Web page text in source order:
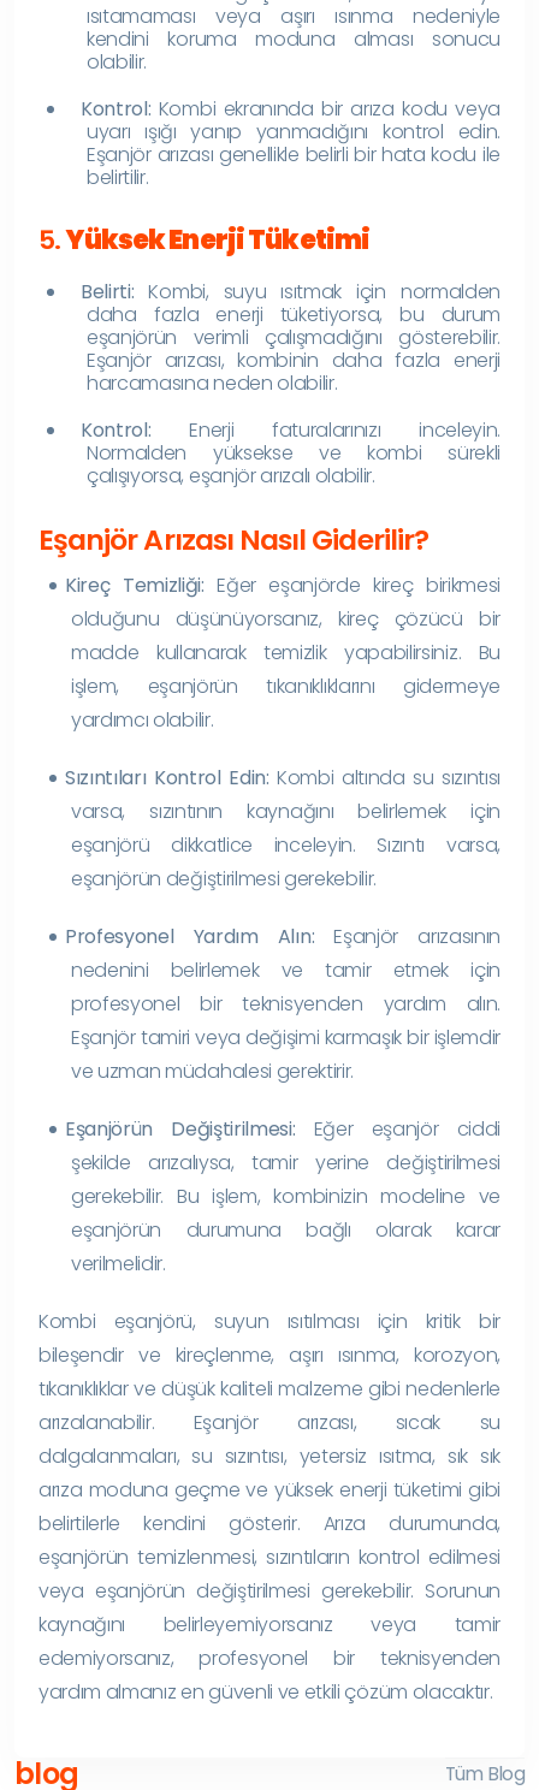
ısıtamaması veya aşırı ısınma nedeniyle
kendini koruma moduna alması sonucu
olabilir.
Kontrol: Kombi ekranında bir arıza kodu veya
uyarı ışığı yanıp yanmadığını kontrol edin.
Eşanjör arızası genellikle belirli bir hata kodu ile
belirtilir.
5.Yüksek Enerji Tüketimi
Belirti: Kombi, suyu ısıtmak için normalden
daha fazla enerji tüketiyorsa, bu durum
eşanjörün verimli çalışmadığını gösterebilir.
Eşanjör arızası, kombinin daha fazla enerji
harcamasına neden olabilir.
Kontrol: Enerji faturalarınızı inceleyin.
Normalden yüksekse ve kombi sürekli
çalışıyorsa, eşanjör arızalı olabilir.
Eşanjör Arızası Nasıl Giderilir?
Kireç Temizliği: Eğer eşanjörde kireç birikmesi
olduğunu düşünüyorsanız, kireç çözücü bir
madde kullanarak temizlik yapabilirsiniz. Bu
işlem, eşanjörün tıkanıklıklarını gidermeye
yardımcı olabilir.
Sızıntıları Kontrol Edin: Kombi altında su sızıntısı
varsa, sızıntının kaynağını belirlemek için
eşanjörü dikkatlice inceleyin. Sızıntı varsa,
eşanjörün değiştirilmesi gerekebilir.
Profesyonel Yardım Alın: Eşanjör arızasının
nedenini belirlemek ve tamir etmek için
profesyonel bir teknisyenden yardım alın.
Eşanjör tamiri veya değişimi karmaşık bir işlemdir
ve uzman müdahalesi gerektirir.
Eşanjörün Değiştirilmesi: Eğer eşanjör ciddi
şekilde arızalıysa, tamir yerine değiştirilmesi
gerekebilir. Bu işlem, kombinizin modeline ve
eşanjörün durumuna bağlı olarak karar
verilmelidir.
Kombi eşanjörü, suyun ısıtılması için kritik bir
bileşendir ve kireçlenme, aşırı ısınma, korozyon,
tıkanıklıklar ve düşük kaliteli malzeme gibi nedenlerle
arızalanabilir. Eşanjör arızası, sıcak su
dalgalanmaları, su sızıntısı, yetersiz ısıtma, sık sık
arıza moduna geçme ve yüksek enerji tüketimi gibi
belirtilerle kendini gösterir. Arıza durumunda,
eşanjörün temizlenmesi, sızıntıların kontrol edilmesi
veya eşanjörün değiştirilmesi gerekebilir. Sorunun
kaynağını belirleyemiyorsanız veya tamir
edemiyorsanız, profesyonel bir teknisyenden
yardım almanız en güvenli ve etkili çözüm olacaktır.
blog Tüm Blog